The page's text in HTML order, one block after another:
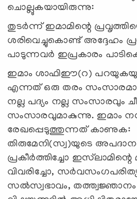
ചൊല്ലുകയായിരുന്നു:
തുടര്‍ന്ന് ഇമാമിന്റെ
ശരിവെച്ചുകൊണ്ട് അദ്ദേഹം
പാടുന്നവര്‍ ഇപ്രകാരം
ഇമാം ശാഫിഈ(റ)
എന്നത് ഒരു തരം
നല്ല പദ്യം നല്ല സംസാരവും
സംസാരവുമാകുന്നു. ഇമാം
രേഖപ്പെടുത്തുന്നത് കാണുക:
തിരുമേനി(സ്വ)യുടെ
പ്രകീര്‍ത്തിച്ചോ ഇസ്‌ലാമിന്റെ
വിവരിച്ചോ,
സല്‍സ്വഭാവം, തത്ത്വജ്ഞാനം